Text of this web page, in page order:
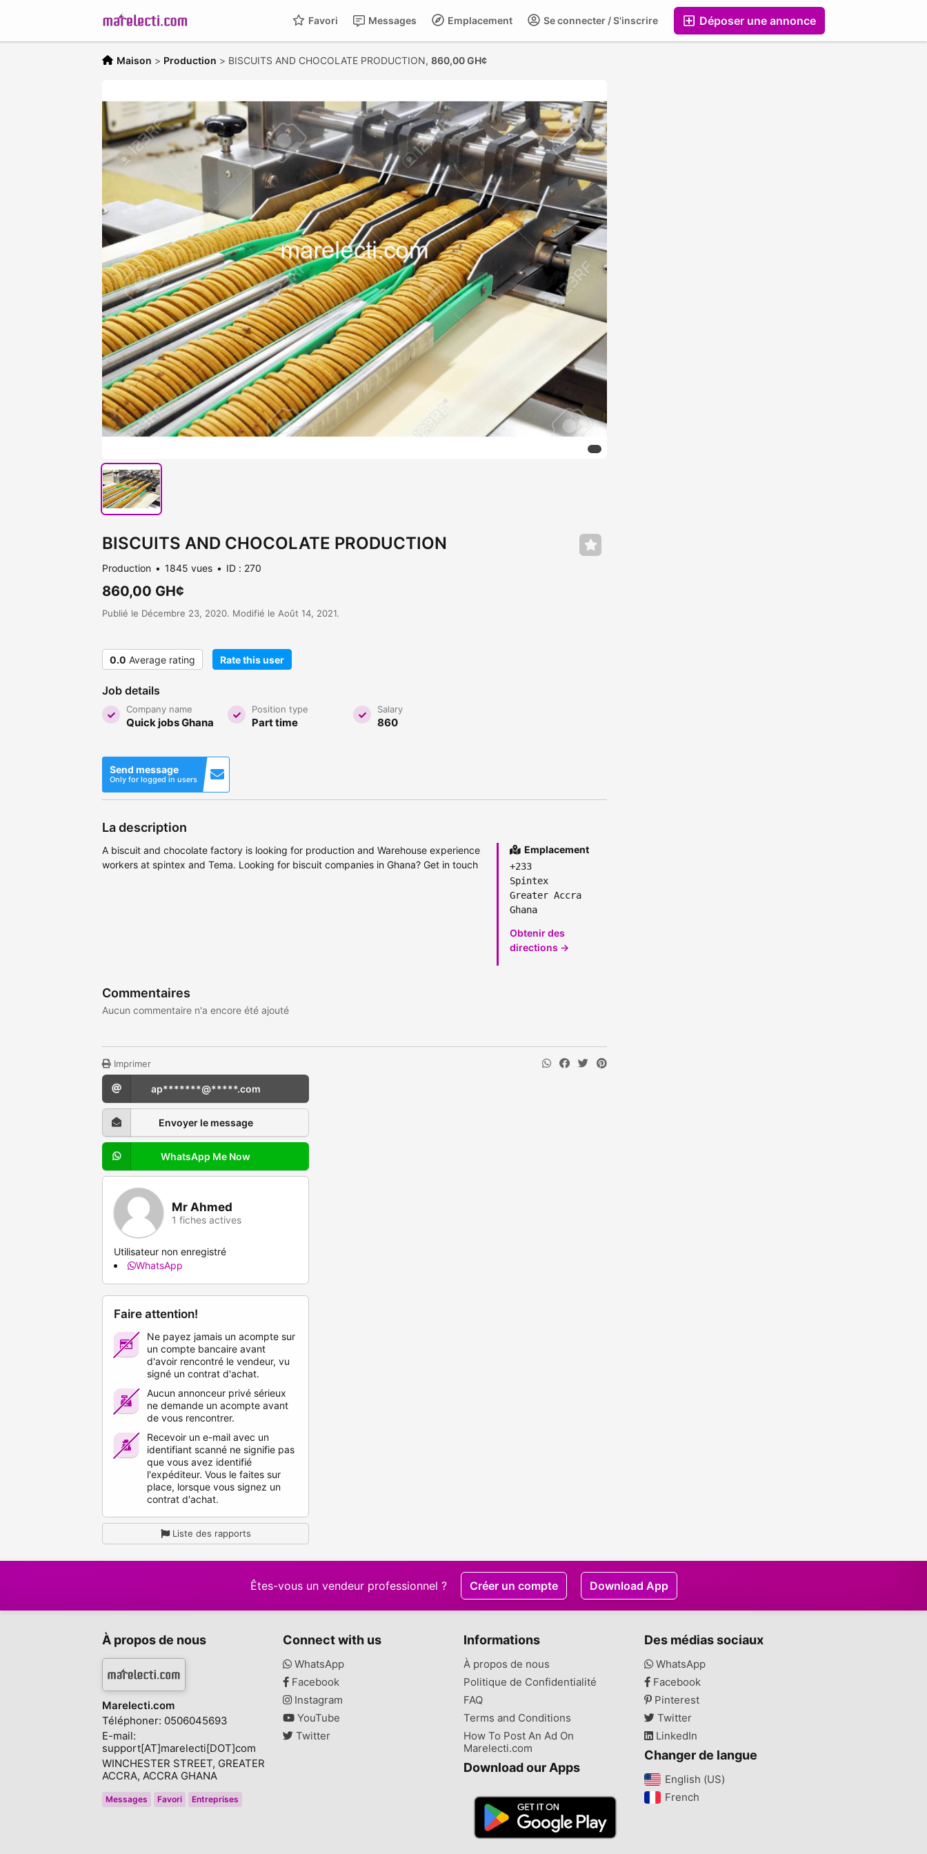
Déposer une annonce
Se connecter / S'inscrire
Emplacement
Messages
Favori
Maison > Production > BISCUITS AND CHOCOLATE PRODUCTION, 860,00 GH¢
BISCUITS AND CHOCOLATE PRODUCTION
Production 1845 vues ID : 270
860,00 GH¢
Publié le Décembre 23, 2020. Modifié le Août 14, 2021.
0.0 Average rating Rate this user
Job details
Company name
Quick jobs Ghana
Position type
Part time
Salary
860
Send message
Only for logged in users
La description
A biscuit and chocolate factory is looking for production and Warehouse experience
workers at spintex and Tema. Looking for biscuit companies in Ghana? Get in touch
Emplacement
+233
Spintex
Greater Accra
Ghana
Obtenir des
directions →
Commentaires
Aucun commentaire n'a encore été ajouté
Imprimer
ap*******@*****.com
Envoyer le message
WhatsApp Me Now
Mr Ahmed
1 fiches actives
Utilisateur non enregistré
WhatsApp
Faire attention!
Ne payez jamais un acompte sur
un compte bancaire avant
d'avoir rencontré le vendeur, vu
signé un contrat d'achat.
Aucun annonceur privé sérieux
ne demande un acompte avant
de vous rencontrer.
Recevoir un e-mail avec un
identifiant scanné ne signifie pas
que vous avez identifié
l'expéditeur. Vous le faites sur
place, lorsque vous signez un
contrat d'achat.
Liste des rapports
Êtes-vous un vendeur professionnel ? Créer un compte Download App
À propos de nous
Marelecti.com
Téléphoner: 0506045693
E-mail:
support[AT]marelecti[DOT]com
WINCHESTER STREET, GREATER
ACCRA, ACCRA GHANA
Messages Favori Entreprises
Connect with us
WhatsApp
Facebook
Instagram
YouTube
Twitter
Informations
À propos de nous
Politique de Confidentialité
FAQ
Terms and Conditions
How To Post An Ad On
Marelecti.com
Download our Apps
Des médias sociaux
WhatsApp
Facebook
Pinterest
Twitter
LinkedIn
Changer de langue
English (US)‎
French‎